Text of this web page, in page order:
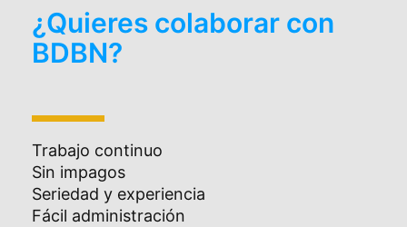
¿Quieres colaborar con
BDBN?
Trabajo continuo
Sin impagos
Seriedad y experiencia
Fácil administración